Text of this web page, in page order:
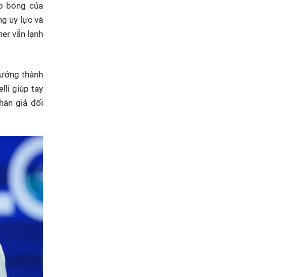
bóng của
uy lực và
vẫn lạnh
thành
giúp tay
giả đối